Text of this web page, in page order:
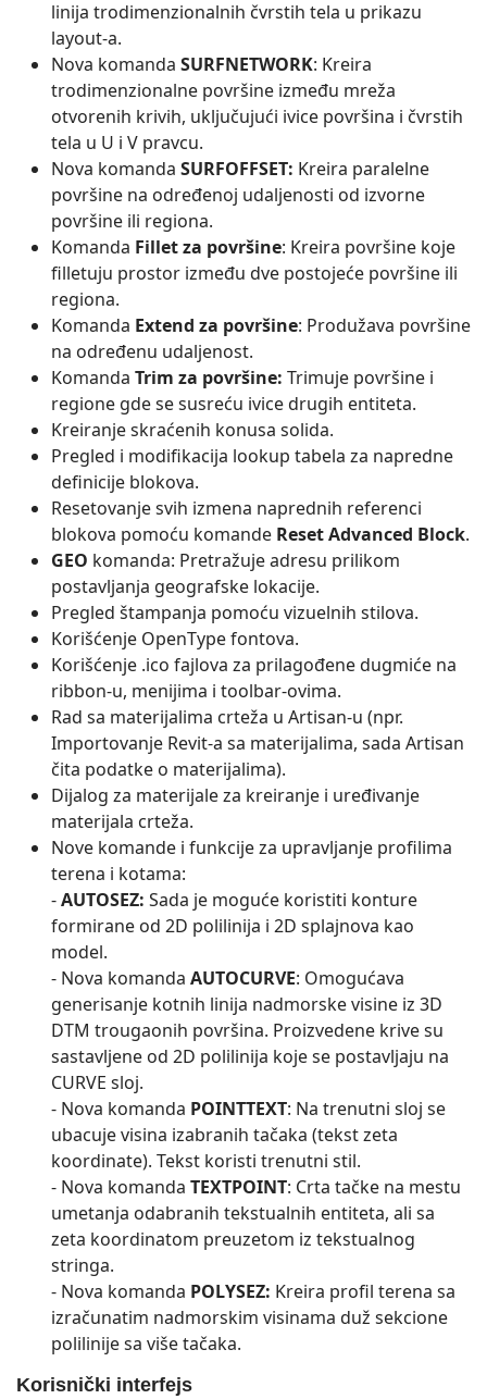
linija trodimenzionalnih čvrstih tela u prikazu
layout-a.
Nova komanda SURFNETWORK: Kreira
trodimenzionalne površine između mreža
otvorenih krivih, uključujući ivice površina i čvrstih
tela u U i V pravcu.
Nova komanda SURFOFFSET: Kreira paralelne
površine na određenoj udaljenosti od izvorne
površine ili regiona.
Komanda Fillet za površine: Kreira površine koje
filletuju prostor između dve postojeće površine ili
regiona.
Komanda Extend za površine: Produžava površine
na određenu udaljenost.
Komanda Trim za površine: Trimuje površine i
regione gde se susreću ivice drugih entiteta.
Kreiranje skraćenih konusa solida.
Pregled i modifikacija lookup tabela za napredne
definicije blokova.
Resetovanje svih izmena naprednih referenci
blokova pomoću komande Reset Advanced Block.
GEO komanda: Pretražuje adresu prilikom
postavljanja geografske lokacije.
Pregled štampanja pomoću vizuelnih stilova.
Korišćenje OpenType fontova.
Korišćenje .ico fajlova za prilagođene dugmiće na
ribbon-u, menijima i toolbar-ovima.
Rad sa materijalima crteža u Artisan-u (npr.
Importovanje Revit-a sa materijalima, sada Artisan
čita podatke o materijalima).
Dijalog za materijale za kreiranje i uređivanje
materijala crteža.
Nove komande i funkcije za upravljanje profilima
terena i kotama:
-AUTOSEZ: Sada je moguće koristiti konture
formirane od 2D polilinija i 2D splajnova kao
model.
- Nova komanda AUTOCURVE: Omogućava
generisanje kotnih linija nadmorske visine iz 3D
DTM trougaonih površina. Proizvedene krive su
sastavljene od 2D polilinija koje se postavljaju na
CURVE sloj.
- Nova komanda POINTTEXT: Na trenutni sloj se
ubacuje visina izabranih tačaka (tekst zeta
koordinate). Tekst koristi trenutni stil.
- Nova komanda TEXTPOINT: Crta tačke na mestu
umetanja odabranih tekstualnih entiteta, ali sa
zeta koordinatom preuzetom iz tekstualnog
stringa.
- Nova komanda POLYSEZ: Kreira profil terena sa
izračunatim nadmorskim visinama duž sekcione
polilinije sa više tačaka.
Korisnički interfejs